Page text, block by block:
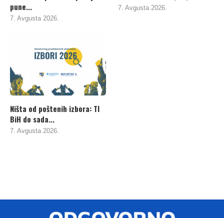
pune...
7. Avgusta 2026.
7. Avgusta 2026.
Ništa od poštenih izbora: TI
BiH do sada...
7. Avgusta 2026.